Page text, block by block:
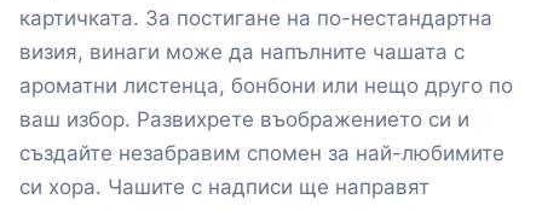
картичката. За постигане на по-нестандартна
визия, винаги може да напълните чашата с
ароматни листенца, бонбони или нещо друго по
ваш избор. Развихрете въображението си и
създайте незабравим спомен за най-любимите
си хора. Чашите с надписи ще направят